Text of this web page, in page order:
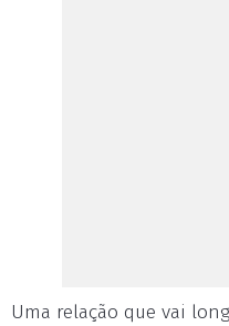
Uma relação que vai